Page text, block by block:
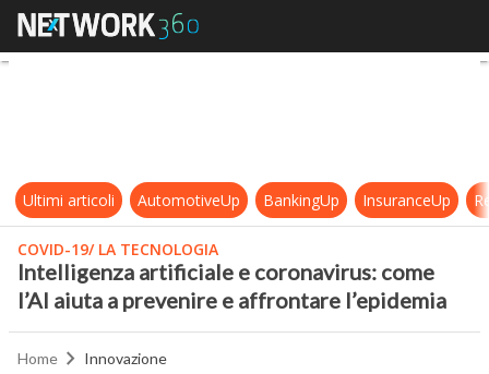
Intelligenza artificiale e
Ultimi articoli AutomotiveUp BankingUp InsuranceUp
COVID-19/ LA TECNOLOGIA
Intelligenza artificiale e coronavirus: come
l’AI aiuta a prevenire e affrontare l’epidemia
Home Innovazione